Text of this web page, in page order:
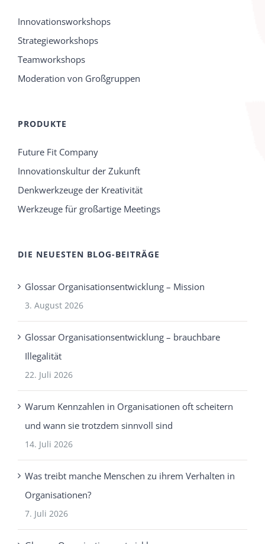
Innovationsworkshops
Strategieworkshops
Teamworkshops
Moderation von Großgruppen
PRODUKTE
Future Fit Company
Innovationskultur der Zukunft
Denkwerkzeuge der Kreativität
Werkzeuge für großartige Meetings
DIE NEUESTEN BLOG-BEITRÄGE
Glossar Organisationsentwicklung – Mission
3. August 2026
Glossar Organisationsentwicklung – brauchbare
Illegalität
22. Juli 2026
Warum Kennzahlen in Organisationen oft scheitern
und wann sie trotzdem sinnvoll sind
14. Juli 2026
Was treibt manche Menschen zu ihrem Verhalten in
Organisationen?
7. Juli 2026